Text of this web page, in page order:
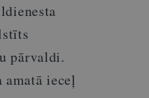
pārvaldi.
ieceļ